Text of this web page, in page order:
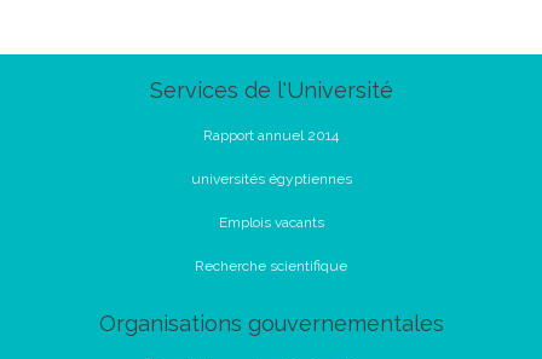
Services de l'Université
Rapport annuel 2014
universités égyptiennes
Emplois vacants
Recherche scientifique
Organisations gouvernementales